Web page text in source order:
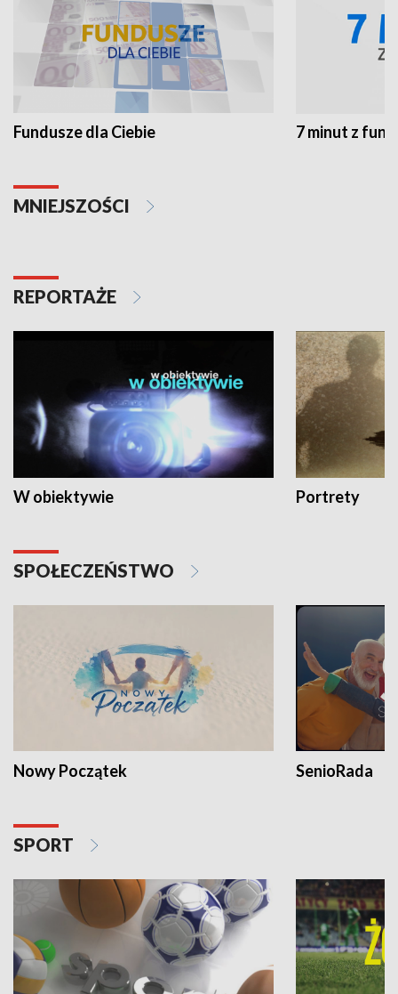
Fundusze dla Ciebie 7 minut z
MNIEJSZOŚCI
REPORTAŻE
W obiektywie Portrety
SPOŁECZEŃSTWO
Nowy Początek SenioRada
SPORT